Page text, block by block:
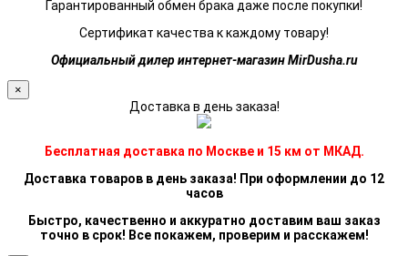
Гарантированный обмен брака даже после покупки!
Сертификат качества к каждому товару!
Официальный дилер интернет-магазин MirDusha.ru
×
Доставка в день заказа!
Бесплатная доставка по Москве и 15 км от МКАД.
Доставка товаров в день заказа! При оформлении до 12
часов
Быстро, качественно и аккуратно доставим ваш заказ
точно в срок! Все покажем, проверим и расскажем!